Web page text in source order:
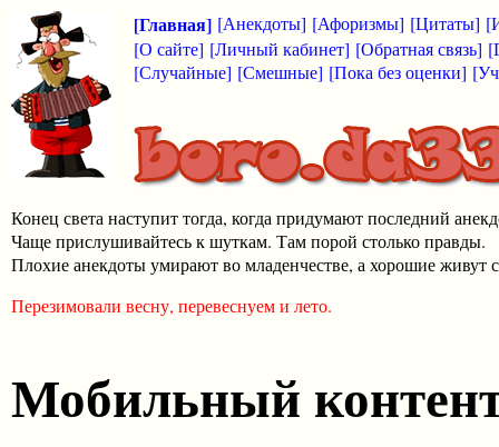
[Главная] [Анекдоты] [Афоризмы] [Цитаты]
[О сайте] [Личный кабинет] [Обратная связь]
[Случайные] [Смешные] [Пока без оценки]
Конец света наступит тогда, когда придумают последний
Чаще прислушивайтесь к шуткам. Там порой столько правды.
Плохие анекдоты умирают во младенчестве, а хорошие живут
Перезимовали весну, перевеснуем и лето.
Мобильный